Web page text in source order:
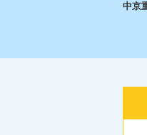
中京